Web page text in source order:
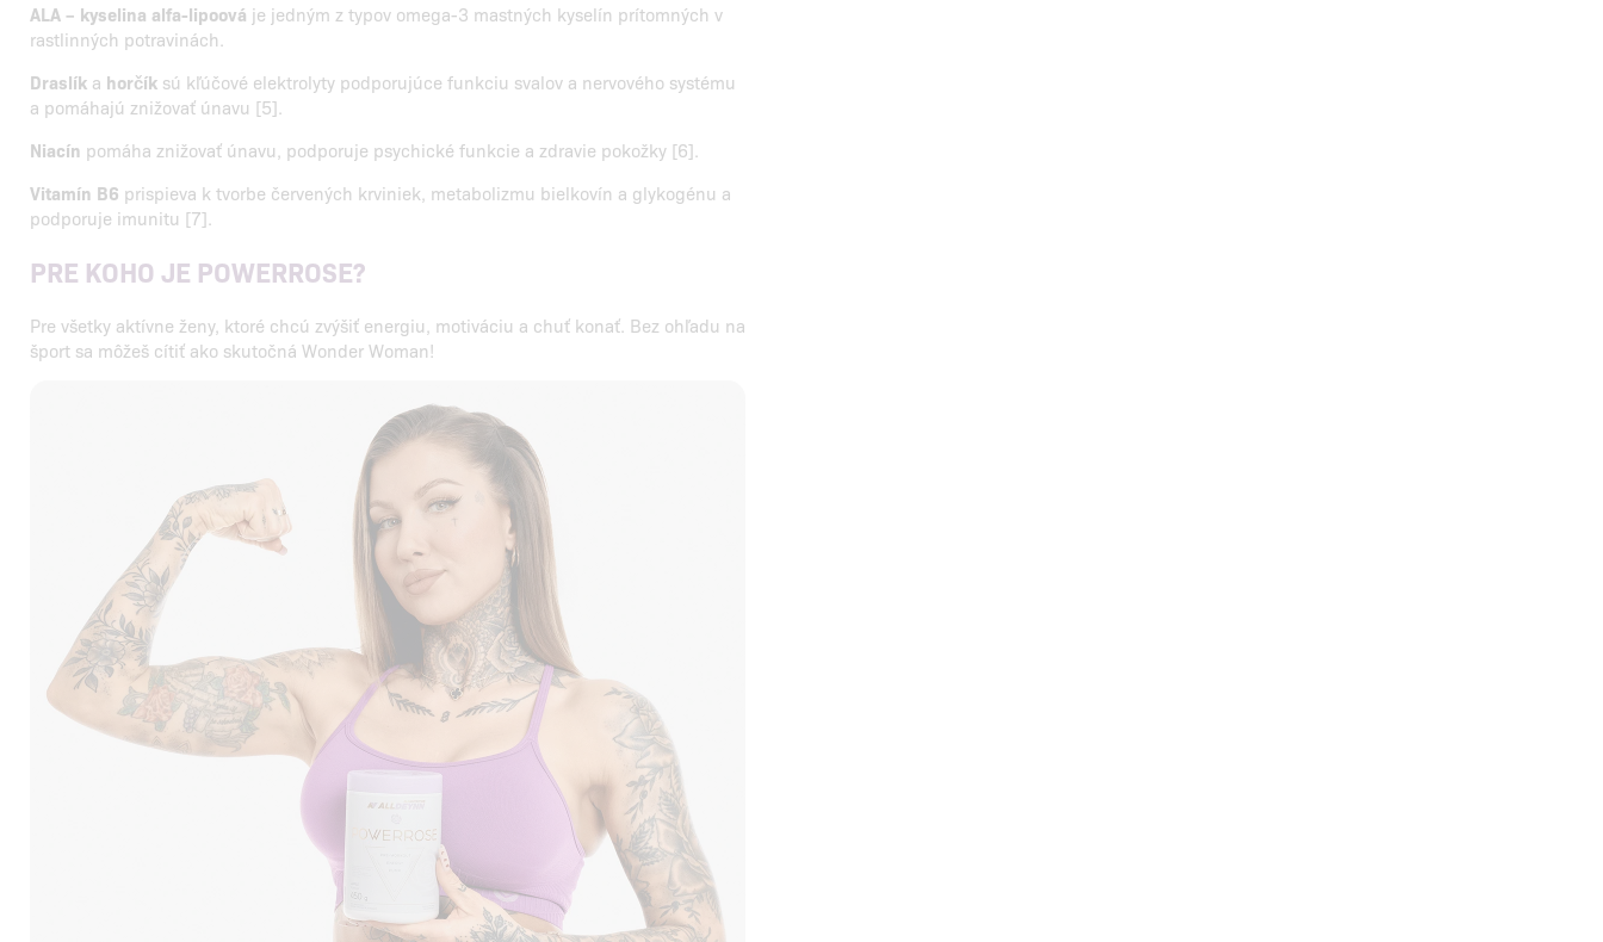
ALA – kyselina alfa-lipoová je jedným z typov omega-3 mastných kyselín prítomných v
rastlinných potravinách.
Draslík a horčík sú kľúčové elektrolyty podporujúce funkciu svalov a nervového systému
a pomáhajú znižovať únavu [5].
Niacín pomáha znižovať únavu, podporuje psychické funkcie a zdravie pokožky [6].
Vitamín B6 prispieva k tvorbe červených krviniek, metabolizmu bielkovín a glykogénu a
podporuje imunitu [7].
PRE KOHO JE POWERROSE?
Pre všetky aktívne ženy, ktoré chcú zvýšiť energiu, motiváciu a chuť konať. Bez ohľadu na
šport sa môžeš cítiť ako skutočná Wonder Woman!